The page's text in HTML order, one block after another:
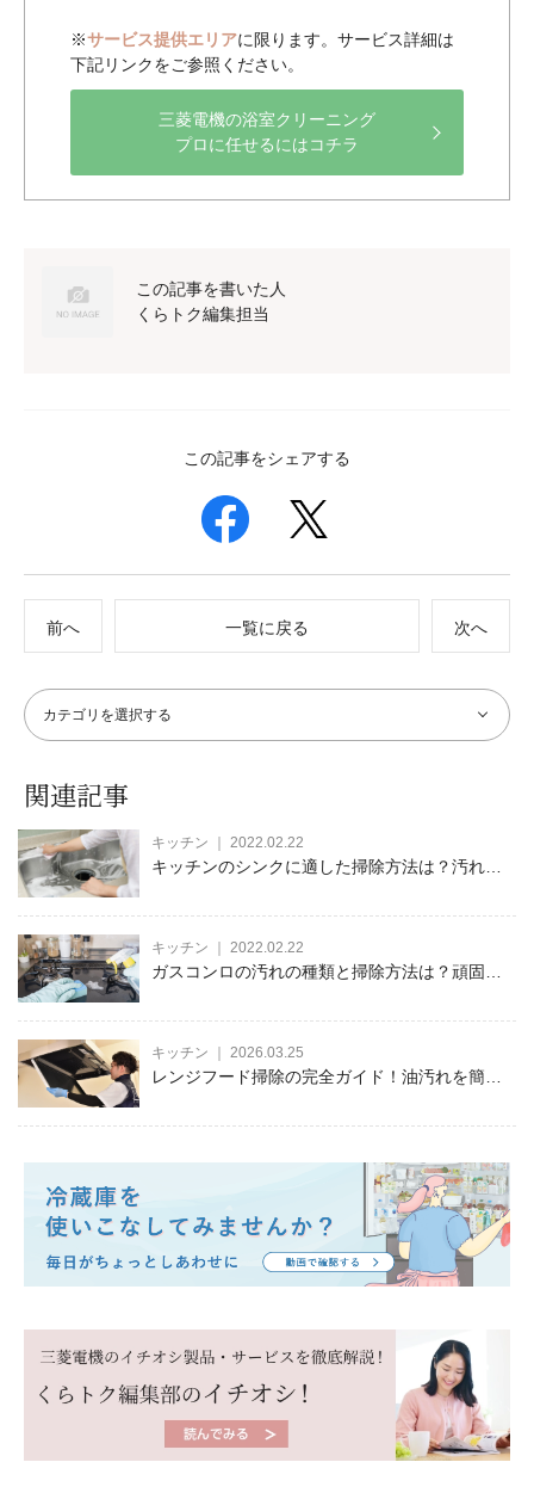
※サービス提供エリアに限ります。サービス詳細は
下記リンクをご参照ください。
三菱電機の浴室クリーニング
プロに任せるにはコチラ
この記事を書いた人
くらトク編集担当
この記事をシェアする
前へ 一覧に戻る 次へ
関連記事
キッチン ｜ 2022.02.22
キッチンのシンクに適した掃除方法は？汚れの
キッチン ｜ 2022.02.22
ガスコンロの汚れの種類と掃除方法は？頑固な
キッチン ｜ 2026.03.25
レンジフード掃除の完全ガイド！油汚れを簡単